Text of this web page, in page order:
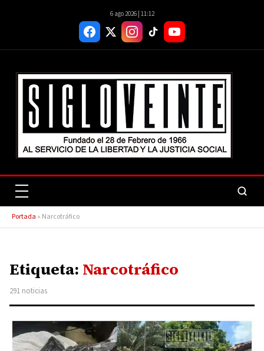
6 ago 2026 | 11:12
Portada » Narcotráfico
Etiqueta: Narcotráfico
291 noticias